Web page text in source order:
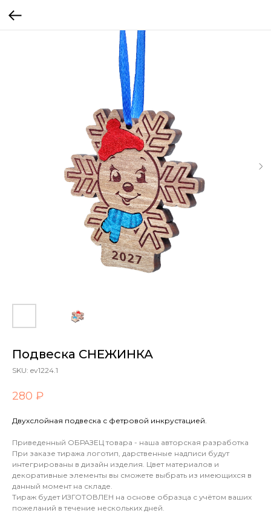
Подвеска СНЕЖИНКА
SKU: ev1224.1
280 ₽
Двухслойная подвеска с фетровой инкрустацией.
Приведенный ОБРАЗЕЦ товара - наша авторская разработка
При заказе тиража логотип, дарственные надписи будут
интегрированы в дизайн изделия. Цвет материалов и
декоративные элементы вы сможете выбрать из имеющихся в
данный момент на складе.
Тираж будет ИЗГОТОВЛЕН на основе образца с учётом ваших
пожеланий в течение нескольких дней.